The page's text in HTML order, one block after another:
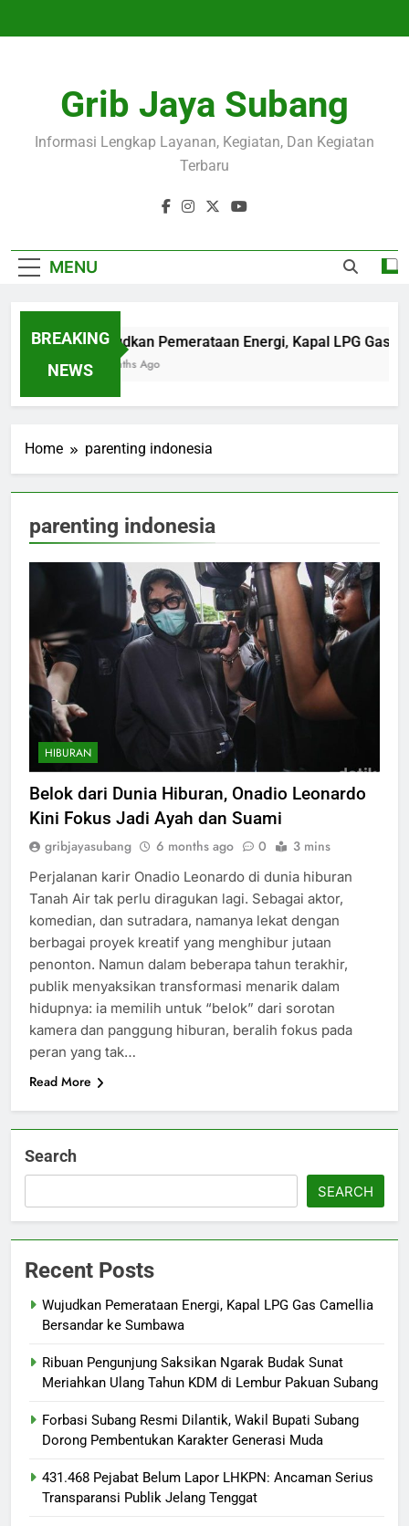
Grib Jaya Subang
Informasi Lengkap Layanan, Kegiatan, Dan Kegiatan
Terbaru
MENU
BREAKING
NEWS
Wujudkan Pemerataan Energi, Kapal LPG Gas
4 Months Ago
Home parenting indonesia
parenting indonesia
HIBURAN
Belok dari Dunia Hiburan, Onadio Leonardo
Kini Fokus Jadi Ayah dan Suami
gribjayasubang 6 months ago 0 3 mins
Perjalanan karir Onadio Leonardo di dunia hiburan
Tanah Air tak perlu diragukan lagi. Sebagai aktor,
komedian, dan sutradara, namanya lekat dengan
berbagai proyek kreatif yang menghibur jutaan
penonton. Namun dalam beberapa tahun terakhir,
publik menyaksikan transformasi menarik dalam
hidupnya: ia memilih untuk “belok” dari sorotan
kamera dan panggung hiburan, beralih fokus pada
peran yang tak…
Read More
Search
SEARCH
Recent Posts
Wujudkan Pemerataan Energi, Kapal LPG Gas Camellia
Bersandar ke Sumbawa
Ribuan Pengunjung Saksikan Ngarak Budak Sunat
Meriahkan Ulang Tahun KDM di Lembur Pakuan Subang
‎Forbasi Subang Resmi Dilantik, Wakil Bupati Subang
Dorong Pembentukan Karakter Generasi Muda
431.468 Pejabat Belum Lapor LHKPN: Ancaman Serius
Transparansi Publik Jelang Tenggat